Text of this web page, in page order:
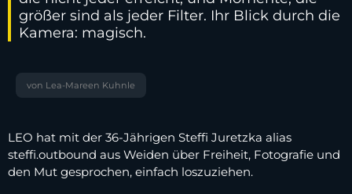
größer sind als jeder Filter. Ihr Blick durch die
Kamera: magisch.
von Lea-Mareen Kuhnle
LEO hat mit der 36-Jährigen Steffi Juretzka alias
steffi.outbound aus Weiden über Freiheit, Fotografie und
den Mut gesprochen, einfach loszuziehen.